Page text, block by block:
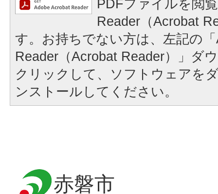
PDFファイルを閲
Reader（Acrobat
す。お持ちでない方は、左記の
Reader（Acrobat Reader）」ダ
クリックして、ソフトウェアを
ンストールしてください。
赤磐市